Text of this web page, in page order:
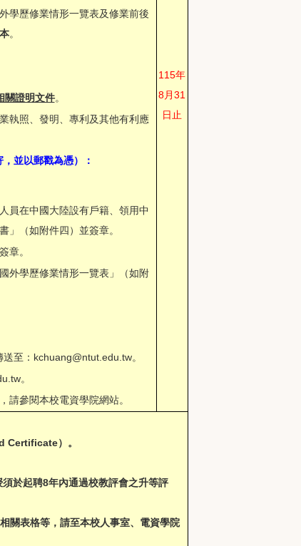
學歷修業情形一覽表及修業前後
。
關證明文件。
執照、發明、專利及其他有利應
並以郵戳為憑）：
員在中國大陸設有戶籍、領用中
」（如附件四）並簽章。
章。
外學歷修業情形一覽表」（如附
至： kchuang@ntut.edu.tw。
。
請參閱本校電資學院網站。
115年
8月31
日止
Certificate）。
於起聘8年內通過校教評會之升等評
關表格等，請至本校人事室、電資學院